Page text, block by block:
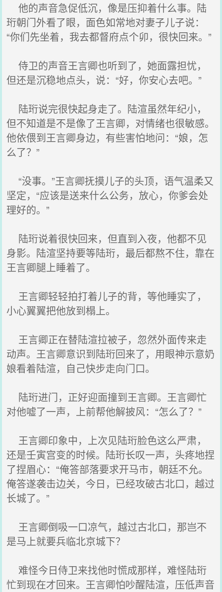
他的声音急促低沉，像是压抑着什么事。陆
珩朝门外看了眼，面色如常地对妻子儿子说：
“你们先坐着，我去都督府点个卯，很快回来。”
侍卫的声音王言卿也听到了，她面露担忧，
但还是沉稳地点头，说：“好，你安心去吧。”
陆珩说完很快起身走了。陆渲虽然年纪小，
但不知道是不是像了王言卿，对情绪也很敏感。
他依偎到王言卿身边，有些害怕地问：“娘，怎
么了？”
“没事。”王言卿抚摸儿子的头顶，语气温柔又
坚定，“应该是送来什么公务，放心，你爹会处
理好的。”
陆珩说着很快回来，但直到入夜，他都不见
身影。陆渲坚持要等陆珩，最后都熬不住，靠在
王言卿腿上睡着了。
王言卿轻轻拍打着儿子的背，等他睡实了，
小心翼翼把他放到榻上。
王言卿正在替陆渲拉被子，忽然外面传来走
动声。王言卿意识到陆珩回来了，用眼神示意奶
娘看着陆渲，自己快步走向门口。
陆珩进门，正好迎面撞到王言卿。王言卿忙
对他嘘了一声，上前帮他解披风：“怎么了？”
王言卿印象中，上次见陆珩脸色这么严肃，
还是壬寅宫变的时候。陆珩长叹一声，头疼地捏
了捏眉心：“俺答部落要求开马市，朝廷不允。
俺答遂袭击边关，今日，已经攻破古北口，越过
长城了。”
王言卿倒吸一口凉气，越过古北口，那岂不
是马上就要兵临北京城下？
难怪今日侍卫来找他时慌成那样，难怪陆珩
忙到现在才回来。王言卿怕吵醒陆渲，压低声音